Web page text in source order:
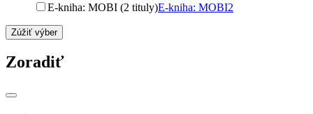
E-kniha: MOBI (2 tituly)E-kniha: MOBI2
Zúžiť výber
Zoradiť